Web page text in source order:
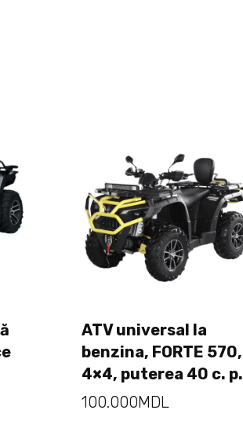
Adaugă în coș
ATV universal la
benzina, FORTE 570,
4×4, puterea 40 c. p.
100.000MDL